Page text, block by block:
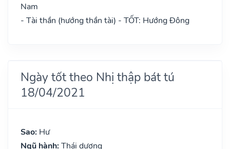
Nam
- Tài thần (hướng thần tài) - TỐT: Hướng Đông
Ngày tốt theo Nhị thập bát tú
18/04/2021
Sao: Hư
Ngũ hành: Thái dương